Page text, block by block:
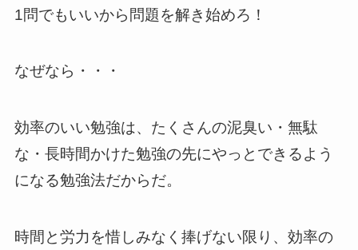
1問でもいいから問題を解き始めろ！
なぜなら・・・
効率のいい勉強は、たくさんの泥臭い・無駄
な・長時間かけた勉強の先にやっとできるよう
になる勉強法だからだ。
時間と労力を惜しみなく捧げない限り、効率の